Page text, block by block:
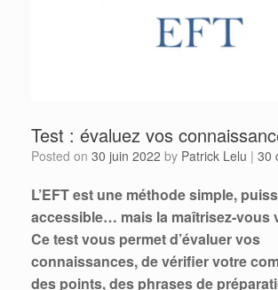
Test : évaluez vos
Posted on 30 juin 2022 by Patrick Lelu | 30
L’EFT est une méthode simple,
accessible… mais la maîtrisez‑vous
Ce test vous permet d’évaluer vos
connaissances, de vérifier votre
des points, des phrases de